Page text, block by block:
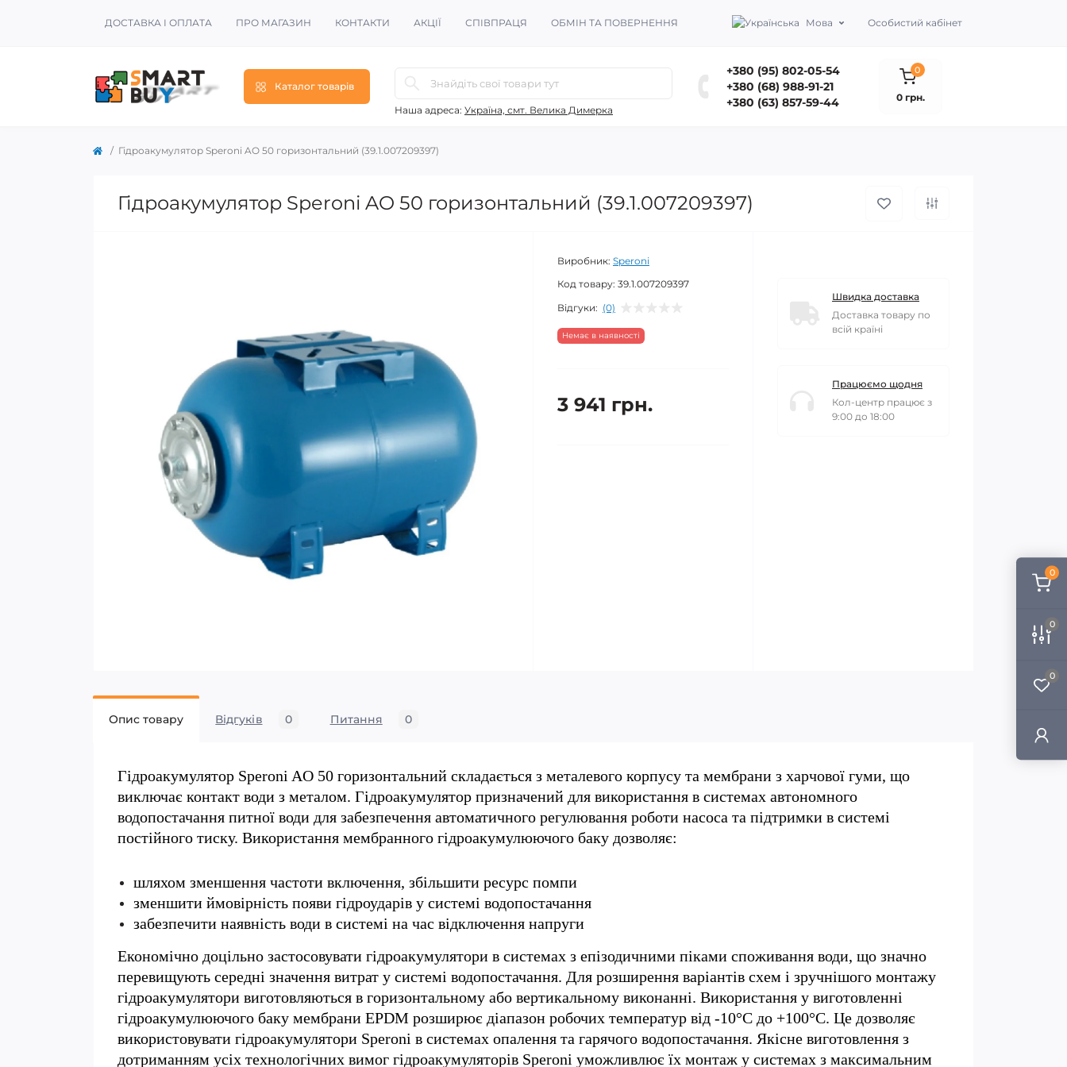
0
0
0
ДОСТАВКА І ОПЛАТА ПРО МАГАЗИН КОНТАКТИ АКЦІЇ СПІВПРАЦЯ ОБМІН ТА ПОВЕРНЕННЯ Мова Особистий кабінет
Каталог товарів
Наша адреса: Україна, смт. Велика Димерка
+380 (95) 802-05-54
+380 (68) 988-91-21
+380 (63) 857-59-44
0
0 грн.
Гідроакумулятор Speroni AO 50 горизонтальний (39.1.007209397)
Гідроакумулятор Speroni AO 50 горизонтальний (39.1.007209397)
Виробник: Speroni
Код товару: 39.1.007209397
Відгуки: (0)
Немає в наявності
3 941 грн.
Швидка доставка
Доставка товару по
всій країні
Працюємо щодня
Кол-центр працює з
9:00 до 18:00
Опис товару Відгуків 0 Питання 0
Гідроакумулятор Speroni AO 50 горизонтальний складається з металевого корпусу та мембрани з харчової гуми, що
виключає контакт води з металом. Гідроакумулятор призначений для використання в системах автономного
водопостачання питної води для забезпечення автоматичного регулювання роботи насоса та підтримки в системі
постійного тиску. Використання мембранного гідроакумулюючого баку дозволяє:
шляхом зменшення частоти включення, збільшити ресурс помпи
зменшити ймовірність появи гідроударів у системі водопостачання
забезпечити наявність води в системі на час відключення напруги
Економічно доцільно застосовувати гідроакумулятори в системах з епізодичними піками споживання води, що значно
перевищують середні значення витрат у системі водопостачання. Для розширення варіантів схем і зручнішого монтажу
гідроакумулятори виготовляються в горизонтальному або вертикальному виконанні. Використання у виготовленні
гідроакумулюючого баку мембрани EPDM розширює діапазон робочих температур від -10°С до +100°С. Це дозволяє
використовувати гідроакумулятори Speroni в системах опалення та гарячого водопостачання. Якісне виготовлення з
дотриманням усіх технологічних вимог гідроакумуляторів Speroni уможливлює їх монтаж у системах з максимальним